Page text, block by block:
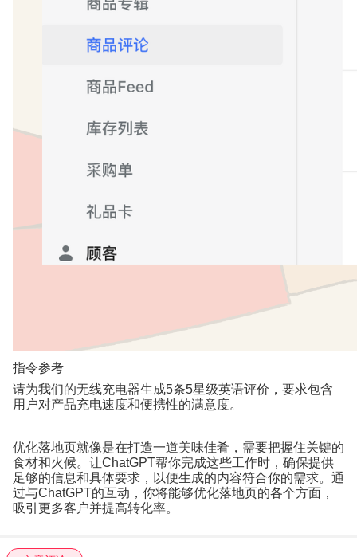
指令参考
请为我们的无线充电器生成5条5星级英语评价，要求包含
用户对产品充电速度和便携性的满意度。
优化落地页就像是在打造一道美味佳肴，需要把握住关键的
食材和火候。让ChatGPT帮你完成这些工作时，确保提供
足够的信息和具体要求，以便生成的内容符合你的需求。通
过与ChatGPT的互动，你将能够优化落地页的各个方面，
吸引更多客户并提高转化率。